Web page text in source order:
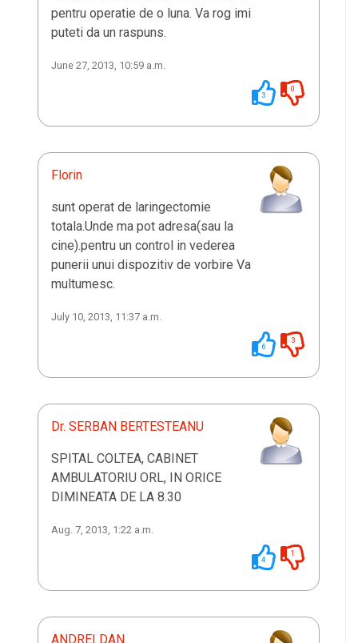
pentru operatie de o luna. Va rog imi
puteti da un raspuns.
June 27, 2013, 10:59 a.m.
3
0
Florin
sunt operat de laringectomie
totala.Unde ma pot adresa(sau la
cine).pentru un control in vederea
punerii unui dispozitiv de vorbire Va
multumesc.
July 10, 2013, 11:37 a.m.
6
3
Dr. SERBAN BERTESTEANU
SPITAL COLTEA, CABINET
AMBULATORIU ORL, IN ORICE
DIMINEATA DE LA 8.30
Aug. 7, 2013, 1:22 a.m.
4
1
ANDREI DAN